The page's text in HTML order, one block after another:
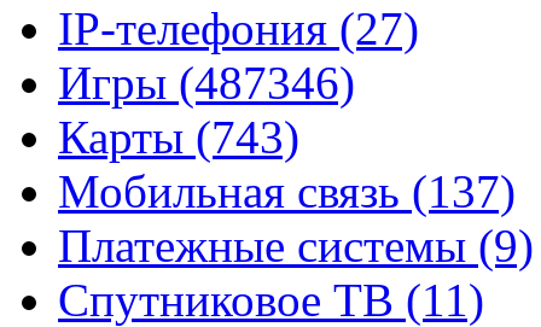
IP-телефония (27)
Игры (487346)
Карты (743)
Мобильная связь (137)
Платежные системы (9)
Спутниковое ТВ (11)